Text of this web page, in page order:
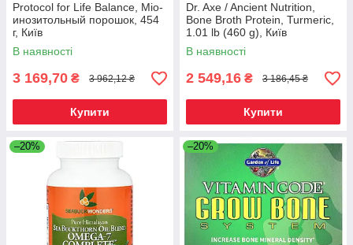
Protocol for Life Balance, Міо-
инозитольный порошок, 454
г, Київ
В наявності
3 169,70 ₴ 3 962,12 ₴
Купити
Dr. Axe / Ancient Nutrition,
Bone Broth Protein, Turmeric,
1.01 lb (460 g), Київ
В наявності
2 549,16 ₴ 3 186,45 ₴
Купити
–20% –20%